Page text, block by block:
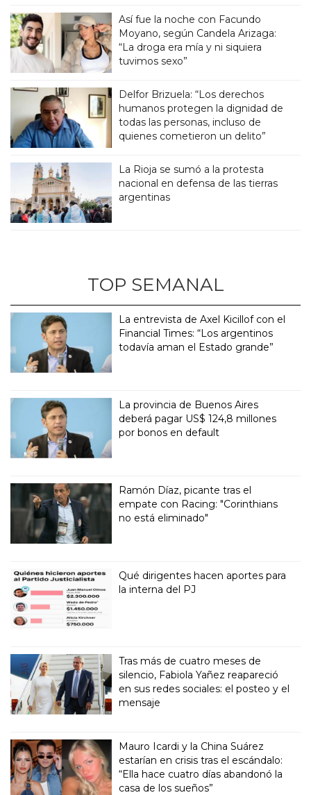
Así fue la noche con Facundo
Moyano, según Candela Arizaga:
“La droga era mía y ni siquiera
tuvimos sexo”
Delfor Brizuela: “Los derechos
humanos protegen la dignidad de
todas las personas, incluso de
quienes cometieron un delito”
La Rioja se sumó a la protesta
nacional en defensa de las tierras
argentinas
TOP SEMANAL
La entrevista de Axel Kicillof con el
Financial Times: “Los argentinos
todavía aman el Estado grande”
La provincia de Buenos Aires
deberá pagar US$ 124,8 millones
por bonos en default
Ramón Díaz, picante tras el
empate con Racing: "Corinthians
no está eliminado"
Qué dirigentes hacen aportes para
la interna del PJ
Tras más de cuatro meses de
silencio, Fabiola Yañez reapareció
en sus redes sociales: el posteo y el
mensaje
Mauro Icardi y la China Suárez
estarían en crisis tras el escándalo:
“Ella hace cuatro días abandonó la
casa de los sueños”